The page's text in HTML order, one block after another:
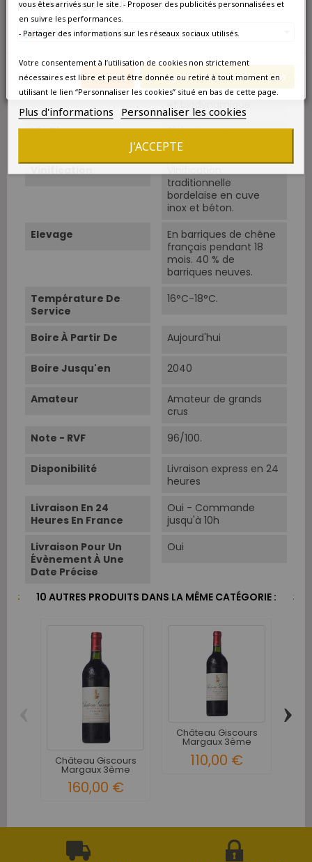
pays/de la région de livraison.
France métropolitaine
Annuler Enregistrer les modifications
Cépages
Cabernet-
Sauvignon 68%, Merlot
2% et Petit Verdot 5%.
Conduite
Agriculture biologique
et biodynamique
Vin Bio
Biologique et
biodynamique
Vinification
Vinification
traditionnelle
bordelaise en cuve
inox et béton.
Elevage
En barriques de chêne
français pendant 18
mois. 40 % de
barriques neuves.
Température De
Service
16°C-18°C.
Boire À Partir De Aujourd'hui
Boire Jusqu'en 2040
Amateur
Amateur de grands
crus
Note - RVF
96/100.
Disponibilité
Livraison express en 24
heures
Livraison En 24
Heures En France
Oui - Commande
jusqu'à 10h
Livraison Pour Un
Évènement À Une
Date Précise
Oui
10 AUTRES PRODUITS DANS LA MÊME CATÉGORIE :
Château Giscours
Margaux 3ème
Grand Cru...
160,00 €
Château Giscours
Margaux 3ème
Grand Cru...
110,00 €
›
vous êtes arrivés sur le site. - Proposer des publicités personnalisées et
en suivre les performances.
- Partager des informations sur les réseaux sociaux utilisés.
Votre consentement à l’utilisation de cookies non strictement
nécessaires est libre et peut être donnée ou retiré à tout moment en
utilisant le lien “Personnaliser les cookies” situé en bas de cette page.
Plus d'informations Personnaliser les cookies
J'ACCEPTE